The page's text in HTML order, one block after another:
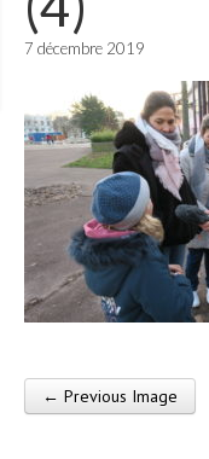
7 décembre 2019
Post navigation
← Previous Image